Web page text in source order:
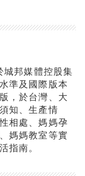
城邦媒體控股集
準及國際版本
，於台灣、大
知、生產情
相處、媽媽孕
媽媽教室等實
指南。